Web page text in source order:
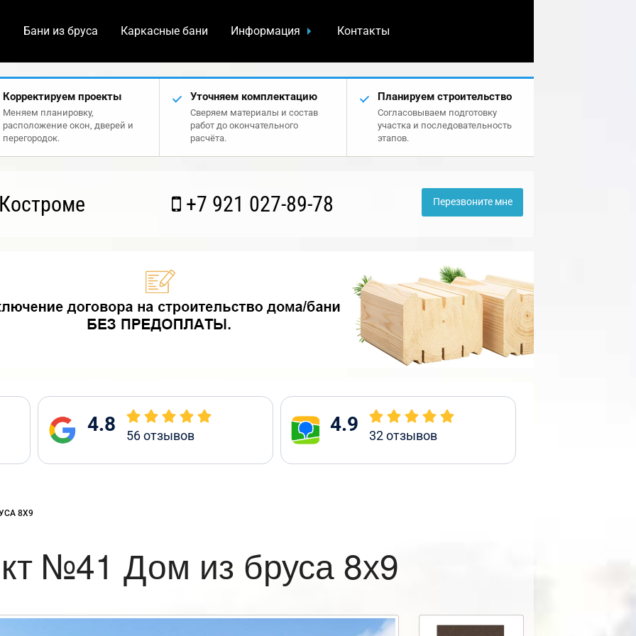
Бани из бруса Каркасные бани Информация Контакты
Корректируем проекты
Меняем планировку,
расположение окон, дверей и
перегородок.
Уточняем комплектацию
Сверяем материалы и состав
работ до окончательного
расчёта.
Планируем строительство
Согласовываем подготовку
участка и последовательность
этапов.
+7 921 027-89-78 Перезвоните мне
4.8 56отзывов 4.9 32отзывов
8Х9
№41 Дом из бруса 8х9